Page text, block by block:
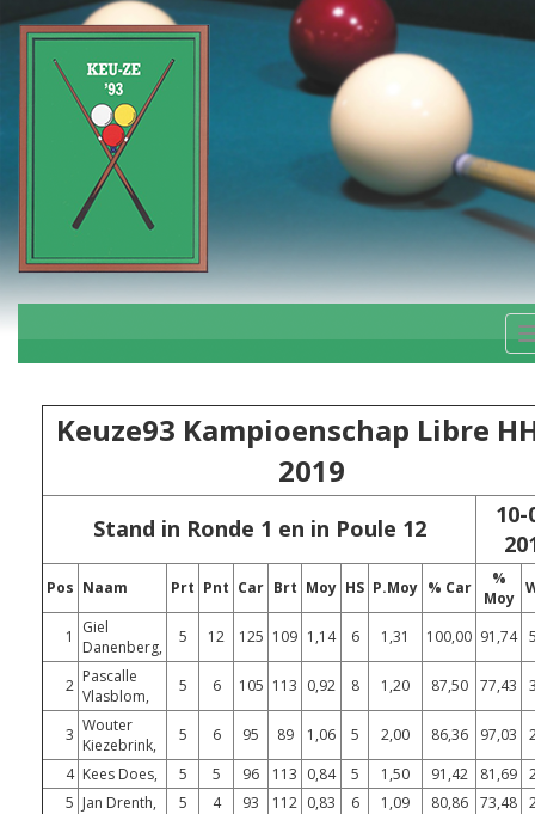
Keuze93 Kampioenschap Libre
2019
Stand in Ronde 1 en in Poule 12
10-
Pos Naam Prt Pnt Car Brt Moy HS P.Moy % Car
%
Moy
1
Giel
Danenberg,
5 12 125 109 1,14 6 1,31 100,00 91,74
2 Pascalle
Vlasblom,
5 6 105 113 0,92 8 1,20 87,50 77,43
3 Wouter
Kiezebrink,
5 6 95 89 1,06 5 2,00 86,36 97,03
4 Kees Does, 5 5 96 113 0,84 5 1,50 91,42 81,69
5 Jan Drenth, 5 4 93 112 0,83 6 1,09 80,86 73,48